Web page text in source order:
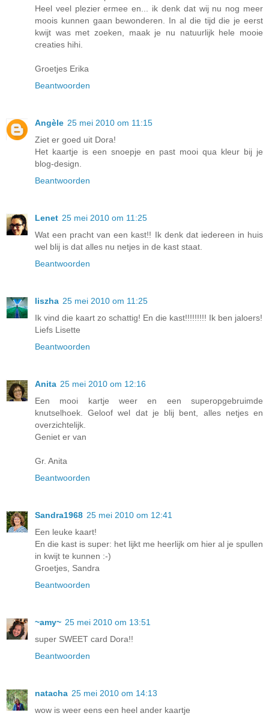
Heel veel plezier ermee en... ik denk dat wij nu nog meer
moois kunnen gaan bewonderen. In al die tijd die je eerst
kwijt was met zoeken, maak je nu natuurlijk hele mooie
creaties hihi.
Groetjes Erika
Beantwoorden
Angèle 25 mei 2010 om 11:15
Ziet er goed uit Dora!
Het kaartje is een snoepje en past mooi qua kleur bij je
blog-design.
Beantwoorden
Lenet 25 mei 2010 om 11:25
Wat een pracht van een kast!! Ik denk dat iedereen in huis
wel blij is dat alles nu netjes in de kast staat.
Beantwoorden
liszha 25 mei 2010 om 11:25
Ik vind die kaart zo schattig! En die kast!!!!!!!!! Ik ben jaloers!
Liefs Lisette
Beantwoorden
Anita 25 mei 2010 om 12:16
Een mooi kartje weer en een superopgebruimde
knutselhoek. Geloof wel dat je blij bent, alles netjes en
overzichtelijk.
Geniet er van
Gr. Anita
Beantwoorden
Sandra1968 25 mei 2010 om 12:41
Een leuke kaart!
En die kast is super: het lijkt me heerlijk om hier al je spullen
in kwijt te kunnen :-)
Groetjes, Sandra
Beantwoorden
~amy~ 25 mei 2010 om 13:51
super SWEET card Dora!!
Beantwoorden
natacha 25 mei 2010 om 14:13
wow is weer eens een heel ander kaartje